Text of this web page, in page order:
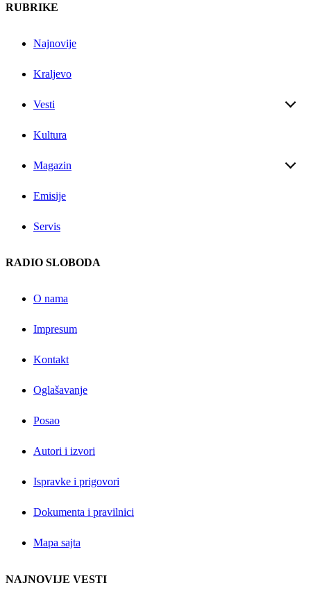
RUBRIKE
Najnovije
Kraljevo
Vesti
Kultura
Magazin
Emisije
Servis
RADIO SLOBODA
O nama
Impresum
Kontakt
Oglašavanje
Posao
Autori i izvori
Ispravke i prigovori
Dokumenta i pravilnici
Mapa sajta
NAJNOVIJE VESTI